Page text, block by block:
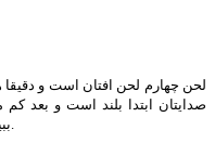
لحن چهارم لحن افتان است و
صدایتان ابتدا بلند است و
نزولی است که می‌توانید آن را در کلمه mà ببینید.